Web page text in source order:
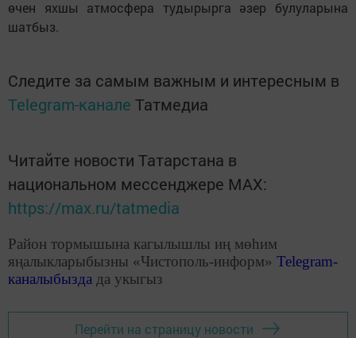
өчен яхшы атмосфера тудырырга әзер булуларына
шатбыз.
Следите за самым важным и интересным в
Telegram-канале Татмедиа
Читайте новости Татарстана в
национальном мессенджере MАХ:
https://max.ru/tatmedia
Район тормышына кагылышлы иң мөһим
яңалыкларыбызны «Чистополь-информ» Telegram-
каналыбызда да укыгыз
Перейти на страницу новости